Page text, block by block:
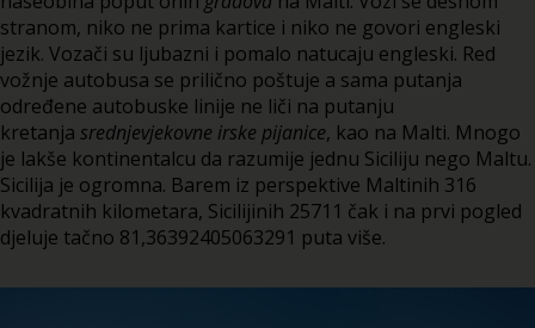
stranom, niko ne prima kartice i niko ne govori engleski
jezik. Vozači su ljubazni i pomalo natucaju engleski. Red
vožnje autobusa se prilično poštuje a sama putanja
određene autobuske linije ne liči na putanju
kretanja srednjevjekovne irske pijanice, kao na Malti. Mnogo
je lakše kontinentalcu da razumije jednu Siciliju nego Maltu.
Sicilija je ogromna. Barem iz perspektive Maltinih 316
kvadratnih kilometara, Sicilijinih 25711 čak i na prvi pogled
djeluje tačno 81,36392405063291 puta više.